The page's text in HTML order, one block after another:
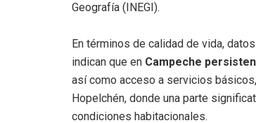
Geografía (INEGI).
En términos de calidad de vida,
indican que en Campeche
así como acceso a servicios
Hopelchén, donde una parte
condiciones habitacionales.